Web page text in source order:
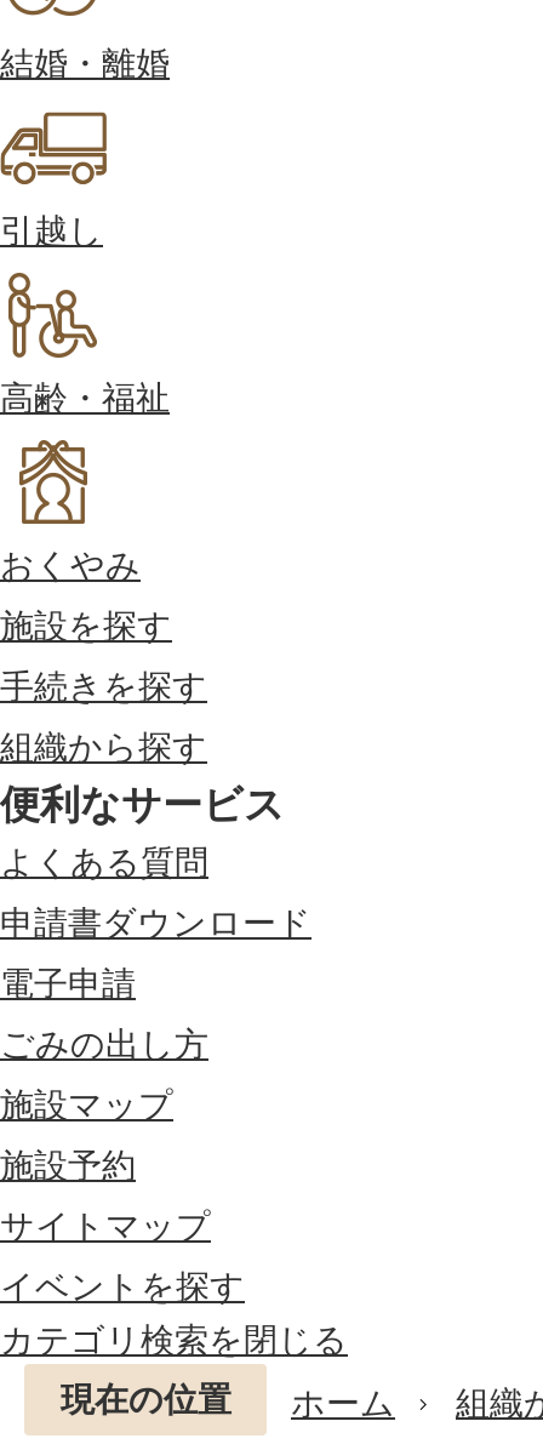
結婚・離婚
引越し
高齢・福祉
おくやみ
施設を探す
手続きを探す
組織から探す
便利なサービス
よくある質問
申請書ダウンロード
電子申請
ごみの出し方
施設マップ
施設予約
サイトマップ
イベントを探す
カテゴリ検索を閉じる
現在の位置
ホーム 組織